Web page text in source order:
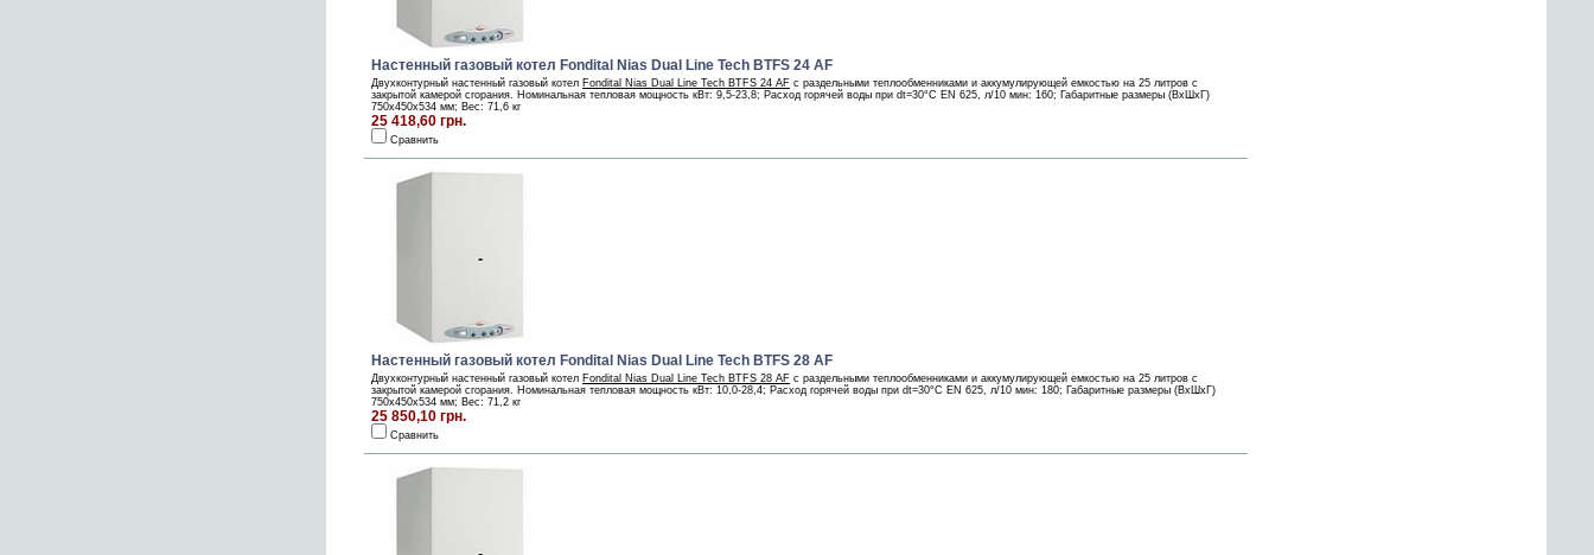
Настенный газовый котел Fondital Nias Dual Line Tech BTFS 24 AF
Двухконтурный настенный газовый котел Fondital Nias Dual Line Tech BTFS 24 AF с раздельными теплообменниками и аккумулирующей емкостью на 25 литров с
закрытой камерой сгорания. Номинальная тепловая мощность кВт: 9,5-23,8; Расход горячей воды при dt=30°С EN 625, л/10 мин: 160; Габаритные размеры (ВхШхГ)
750х450х534 мм; Вес: 71,6 кг
25 418,60 грн.
Сравнить
Настенный газовый котел Fondital Nias Dual Line Tech BTFS 28 AF
Двухконтурный настенный газовый котел Fondital Nias Dual Line Tech BTFS 28 AF с раздельными теплообменниками и аккумулирующей емкостью на 25 литров с
закрытой камерой сгорания. Номинальная тепловая мощность кВт: 10,0-28,4; Расход горячей воды при dt=30°С EN 625, л/10 мин: 180; Габаритные размеры (ВхШхГ)
750х450х534 мм; Вес: 71,2 кг
25 850,10 грн.
Сравнить